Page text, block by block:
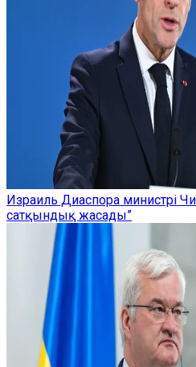
Израиль Диаспора министрі
сатқындық жасады”